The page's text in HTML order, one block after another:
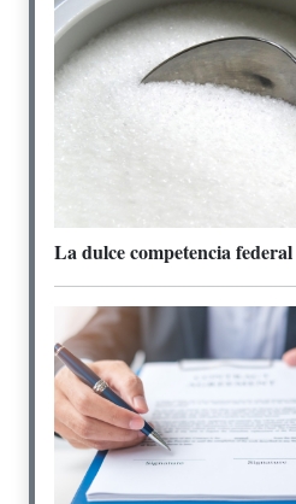
La dulce competencia federal